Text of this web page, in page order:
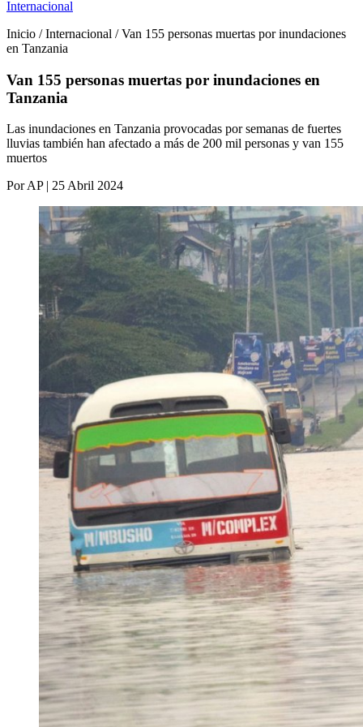
Internacional
Inicio / Internacional / Van 155 personas muertas por inundaciones
en Tanzania
Van 155 personas muertas por inundaciones en
Tanzania
Las inundaciones en Tanzania provocadas por semanas de fuertes
lluvias también han afectado a más de 200 mil personas y van 155
muertos
Por AP | 25 Abril 2024